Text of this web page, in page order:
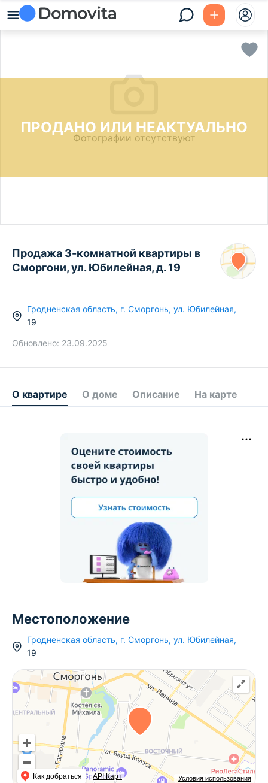
ПРОДАНО ИЛИ НЕАКТУАЛЬНО
Фотографии отсутствуют
Продажа 3-комнатной квартиры в
Сморгони, ул. Юбилейная, д. 19
Гродненская область, г. Сморгонь, ул. Юбилейная,
19
Обновлено: 23.09.2025
О квартире О доме Описание На карте
Местоположение
Гродненская область, г. Сморгонь, ул. Юбилейная,
19
Условия использования
Как добраться API Карт